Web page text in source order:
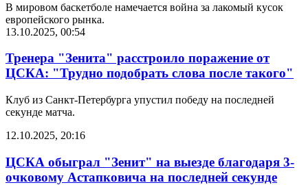
В мировом баскетболе намечается война за лакомый кусок
европейского рынка.
13.10.2025, 00:54
Тренера "Зенита" расстроило поражение от
ЦСКА: "Трудно подобрать слова после такого"
Клуб из Санкт-Петербурга упустил победу на последней
секунде матча.
12.10.2025, 20:16
ЦСКА обыграл "Зенит" на выезде благодаря 3-
очковому Астапковича на последней секунде